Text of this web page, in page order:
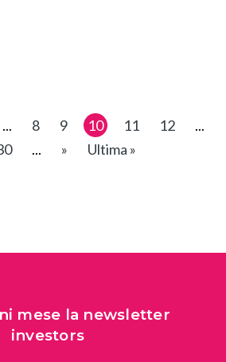
... 8 9 10 11 12
...
... » Ultima »
mese la newsletter
investors